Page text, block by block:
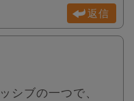
返信
シブの一つで、